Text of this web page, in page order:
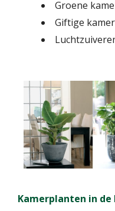
Groene
Giftige
Kamerplanten in de